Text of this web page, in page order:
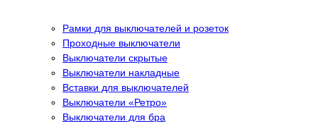
Рамки для выключателей и розеток
Проходные выключатели
Выключатели скрытые
Выключатели накладные
Вставки для выключателей
Выключатели «Ретро»
Выключатели для бра